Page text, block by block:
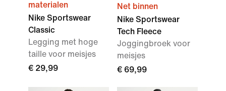
materialen
Nike Sportswear
Classic
Legging met hoge
taille voor meisjes
€ 29,99
Net binnen
Nike Sportswear
Tech Fleece
Joggingbroek voor
meisjes
€ 69,99